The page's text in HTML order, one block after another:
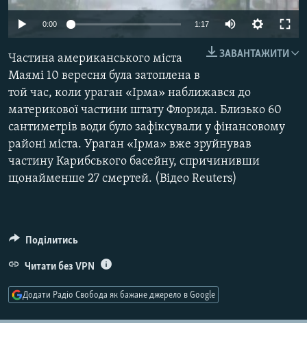
МУЛЬТИМЕДІА
ФОТО
СПЕЦПРОЄКТИ
ПОДКАСТИ
КРИМ РЕАЛІЇ
РУС
УКР
Усі сайти RFE/RL
0:00 1:17
ЗАВАНТАЖИТИ
Частина американського міста
Маямі 10 вересня була затоплена в
той час, коли ураган «Ірма» наближався до
материкової частини штату Флорида. Близько 60
сантиметрів води було зафіксували у фінансовому
районі міста. Ураган «Ірма» вже зруйнував
частину Карибського басейну, спричинивши
щонайменше 27 смертей. (Відео Reuters)
Поділитись
Читати без VPN
Додати Радіо Свобода як бажане джерело в Google